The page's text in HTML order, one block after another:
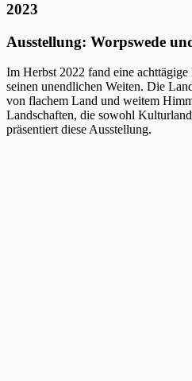
2023
Ausstellung: Worpswede
Im Herbst 2022 fand eine
seinen unendlichen Weiten. Die
von flachem Land und weitem
Landschaften, die sowohl
präsentiert diese Ausstellung.